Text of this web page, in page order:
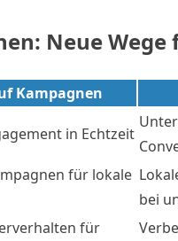
Neue
Kampagnen
in Echtzeit
für lokale
bei
für